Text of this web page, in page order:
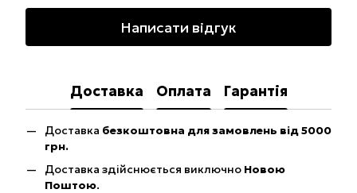
Написати відгук
Доставка Оплата Гарантія
Доставка безкоштовна для замовлень від 5000
грн.
Доставка здійснюється виключно Новою
Поштою.